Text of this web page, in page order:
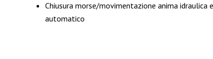
Chiusura morse/movimentazione anima idraulica
automatico